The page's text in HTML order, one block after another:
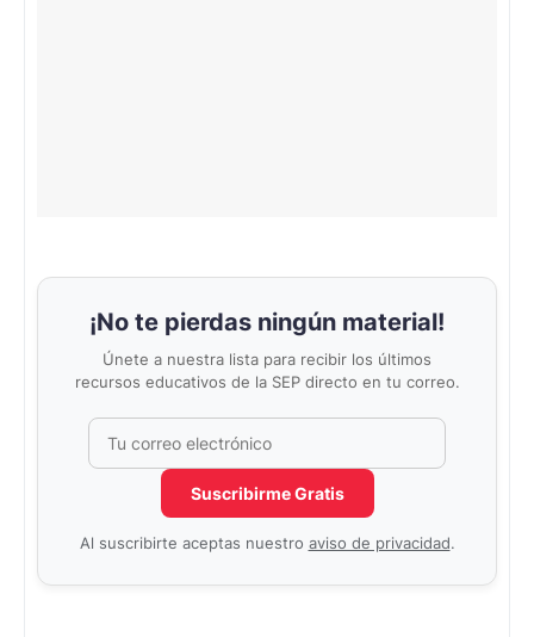
¡No te pierdas ningún material!
Únete a nuestra lista para recibir los últimos
recursos educativos de la SEP directo en tu correo.
No completar este campo
Suscribirme Gratis
Al suscribirte aceptas nuestro aviso de privacidad.